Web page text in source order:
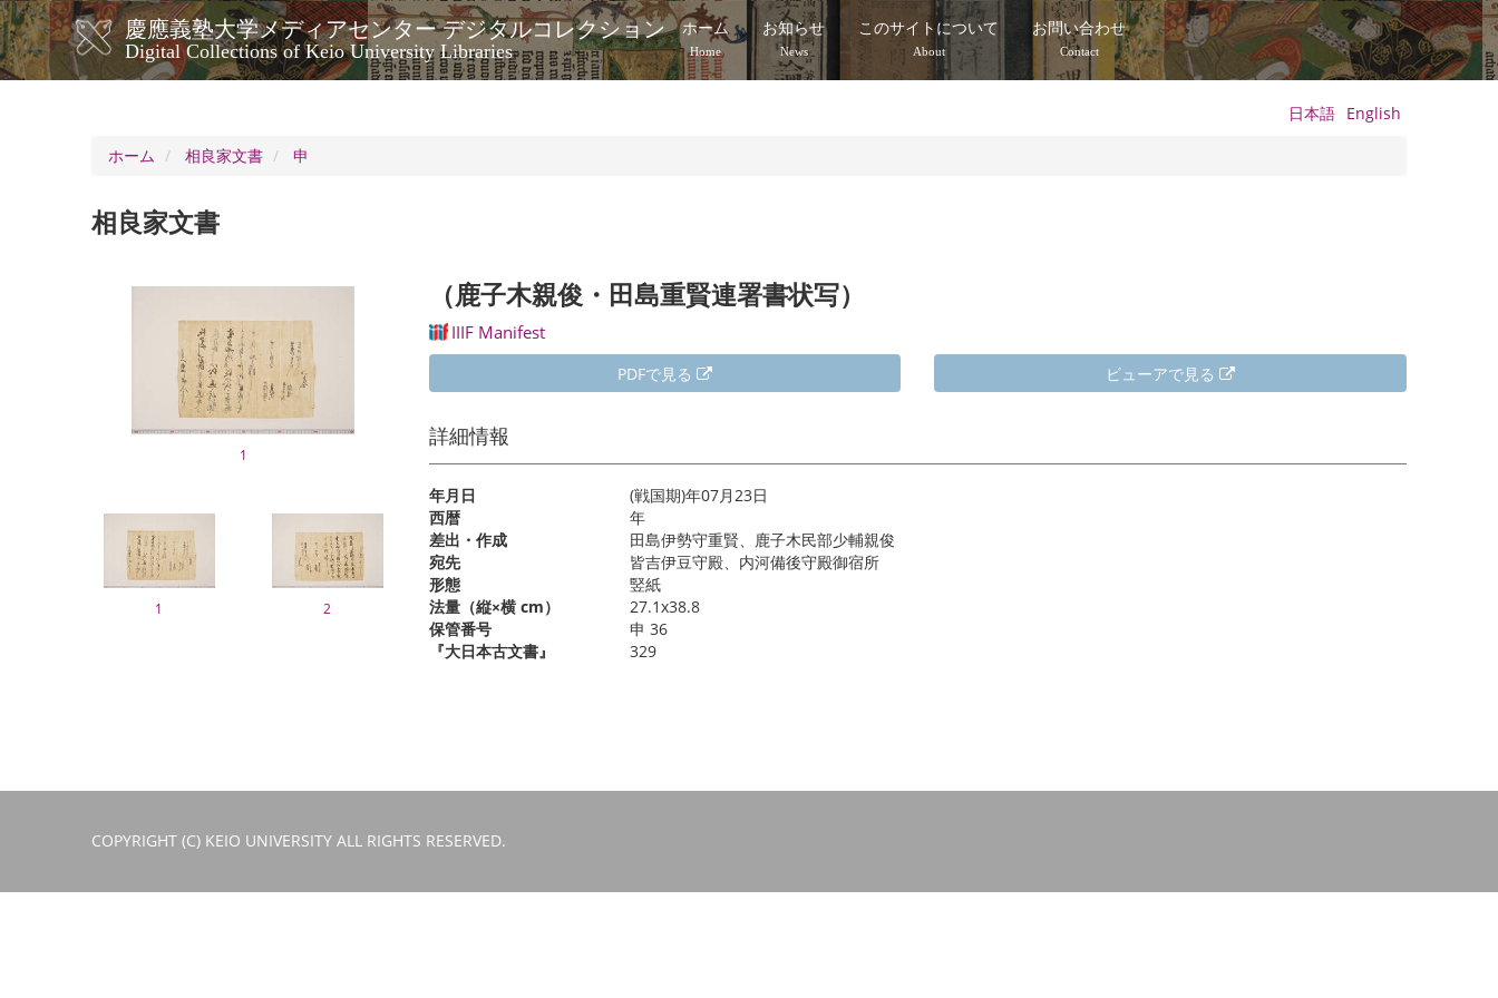
メ
イ
ン
コ
慶應義塾大学メディアセンター デジタルコレクション
Digital Collections of Keio University Libraries
メ
イ
ビ
ー
シ
ホーム
Home
お知らせ
News
このサイトについて
About
お問い合わせ
Contact
日本語 English
ホーム
相良家文書 申
相良家文書
1
1 2
（鹿子木親俊・田島重賢連署書状写）
IIIF Manifest
PDFで見る ビューアで見る
詳細情報
年月日
(戦国期)年07月23日
西暦
年
差出・作成
田島伊勢守重賢、鹿子木民部少輔親俊
宛先
皆吉伊豆守殿、内河備後守殿御宿所
形態
竪紙
法量（縦×横 cm）
27.1x38.8
保管番号
申 36
『大日本古文書』
329
COPYRIGHT (C) KEIO UNIVERSITY ALL RIGHTS RESERVED.